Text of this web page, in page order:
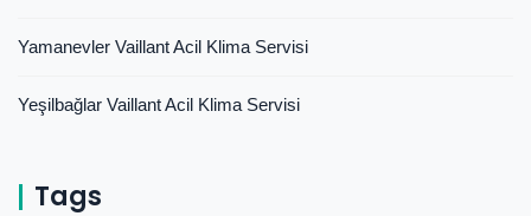
Yamanevler Vaillant Acil Klima Servisi
Yeşilbağlar Vaillant Acil Klima Servisi
Tags